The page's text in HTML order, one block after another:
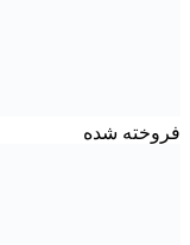
فروخته شده